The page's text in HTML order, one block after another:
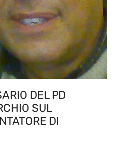
DEL PD
SUL
DI